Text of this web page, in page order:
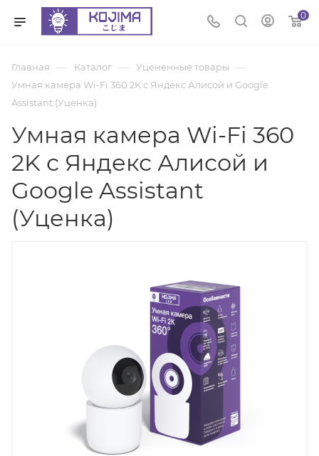
0
Главная — Каталог — Уцененные товары —
Умная камера Wi-Fi 360 2K с Яндекс Алисой и Google
Assistant (Уценка)
Умная камера Wi-Fi 360
2K с Яндекс Алисой и
Google Assistant
(Уценка)